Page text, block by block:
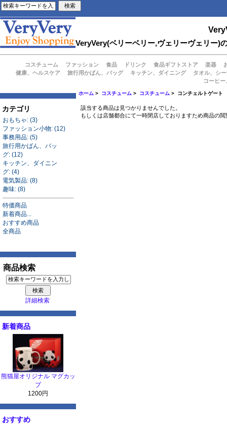
VeryVery(ベリーベリー,ヴェリーヴェリー)
コスチューム ファッション 食品 ドリンク 食品ギフトストア 楽器
健康、ヘルスケア
旅行用かばん、バッグ キッチン、ダイニング
タオル、シ
コーヒ
カテゴリ
おもちゃ: (3)
ファッション小物: (12)
事務用品: (5)
旅行用かばん、バッ
グ: (12)
キッチン、ダイニン
グ: (4)
電気製品: (8)
趣味: (8)
特価商品
新着商品...
おすすめ商品
全商品
商品検索
詳細検索
新着商品
熊猫屋オリジナル マグカッ
プ
1200円
おすすめ
ホーム > コスチューム > コスチューム > コンチェルトゲート
該当する商品は見つかりませんでした。
もしくは店舗都合にて一時閉店しておりますため商品の